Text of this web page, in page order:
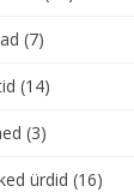
(7)
(14)
(3)
ürdid (16)